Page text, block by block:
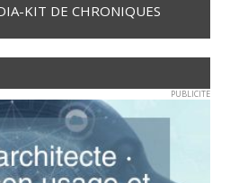
KIT DE CHRONIQUES
PUBLICITE